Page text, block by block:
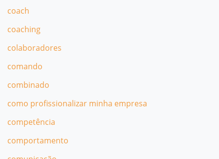
coach
coaching
colaboradores
comando
combinado
como profissionalizar minha empresa
competência
comportamento